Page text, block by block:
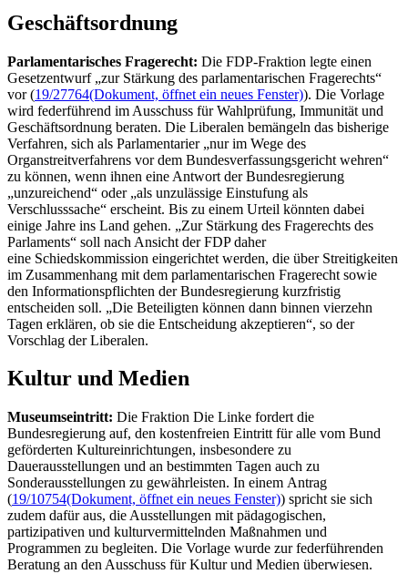
Geschäftsordnung
Parlamentarisches Fragerecht: Die FDP-Fraktion legte einen
Gesetzentwurf „zur Stärkung des parlamentarischen Fragerechts“
vor (19/27764(Dokument, öffnet ein neues Fenster)). Die Vorlage
wird federführend im Ausschuss für Wahlprüfung, Immunität und
Geschäftsordnung beraten. Die Liberalen bemängeln das bisherige
Verfahren, sich als Parlamentarier „nur im Wege des
Organstreitverfahrens vor dem Bundesverfassungsgericht wehren“
zu können, wenn ihnen eine Antwort der Bundesregierung
„unzureichend“ oder „als unzulässige Einstufung als
Verschlusssache“ erscheint. Bis zu einem Urteil könnten dabei
einige Jahre ins Land gehen. „Zur Stärkung des Fragerechts des
Parlaments“ soll nach Ansicht der FDP daher
eine Schiedskommission eingerichtet werden, die über Streitigkeiten
im Zusammenhang mit dem parlamentarischen Fragerecht sowie
den Informationspflichten der Bundesregierung kurzfristig
entscheiden soll. „Die Beteiligten können dann binnen vierzehn
Tagen erklären, ob sie die Entscheidung akzeptieren“, so der
Vorschlag der Liberalen.
Kultur und Medien
Museumseintritt: Die Fraktion Die Linke fordert die
Bundesregierung auf, den kostenfreien Eintritt für alle vom Bund
geförderten Kultureinrichtungen, insbesondere zu
Dauerausstellungen und an bestimmten Tagen auch zu
Sonderausstellungen zu gewährleisten. In einem Antrag
(19/10754(Dokument, öffnet ein neues Fenster)) spricht sie sich
zudem dafür aus, die Ausstellungen mit pädagogischen,
partizipativen und kulturvermittelnden Maßnahmen und
Programmen zu begleiten. Die Vorlage wurde zur federführenden
Beratung an den Ausschuss für Kultur und Medien überwiesen.